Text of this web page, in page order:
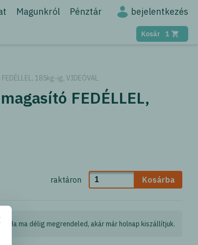
Magunkról Pénztár bejelentkezés
Kosár 1
185kg-ig, VIDEÓVAL
FEDÉLLEL,
raktáron Kosárba
Ha ma délig megrendeled, akár már holnap kiszállítjuk.